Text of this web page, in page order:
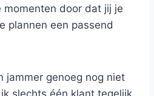
momenten door dat jij je
plannen een passend
jammer genoeg nog niet
slechts één klant tegelijk